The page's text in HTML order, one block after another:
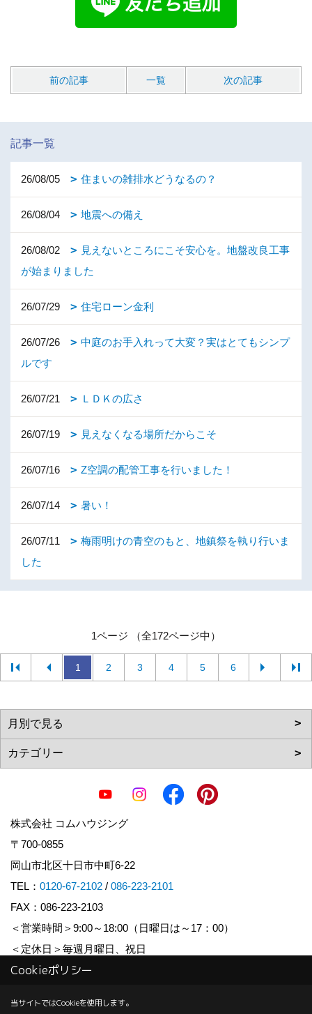
前の記事 一覧 次の記事
記事一覧
26/08/05 住まいの雑排水どうなるの？
26/08/04 地震への備え
26/08/02
見えないところにこそ安心を。地盤改良工事
が始まりました
26/07/29 住宅ローン金利
26/07/26
中庭のお手入れって大変？実はとてもシンプ
ルです
26/07/21 ＬＤＫの広さ
26/07/19 見えなくなる場所だからこそ
26/07/16 Z空調の配管工事を行いました！
26/07/14 暑い！
26/07/11
梅雨明けの青空のもと、地鎮祭を執り行いま
した
1ページ （全172ページ中）
1 2 3 4 5 6
株式会社 コムハウジング
〒700-0855
岡山市北区十日市中町6-22
TEL： 0120-67-2102 / 086-223-2101
FAX：086-223-2103
＜営業時間＞9:00～18:00（日曜日は～17：00）
＜定休日＞毎週月曜日、祝日
Copyright (c) COM HOUSHING Inc. All Rights Reserved.
Cookieポリシー
当サイトではCookieを使用します。